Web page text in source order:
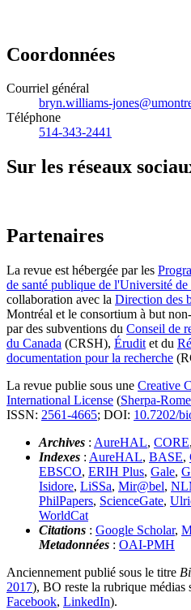
Coordonnées
Courriel général
bryn.williams-
Téléphone
514-343-2441
Sur les réseaux
Partenaires
La revue est hébergée par les
de santé publique de l'Université
collaboration avec la Direction des
Montréal et le consortium à but
par des subventions du Conseil de
du Canada (CRSH), Érudit et du
documentation pour la recherche
La revue publie sous une Creative
International License (Sherpa-
ISSN: 2561-4665; DOI: 10.7202/
Archives : AureHAL, CORE,
Indexes : AureHAL, BASE,
EBSCO, ERIH Plus, Gale,
Isidore, LiSSa, Mir@bel,
PhilPapers, ScienceGate,
WorldCat
Citations : Google Scholar,
Metadonnées : OAI-PMH
Anciennement publié sous le titre
2017), BO reste la rubrique médias
Facebook, LinkedIn).